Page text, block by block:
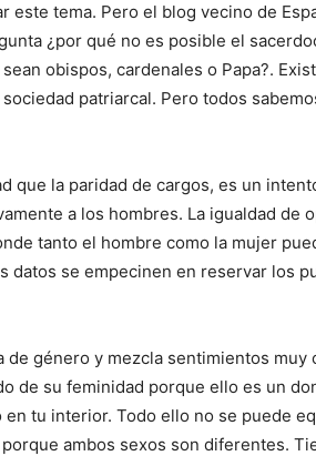
este tema. Pero el blog vecino de
¿por qué no es posible el
obispos, cardenales o Papa?.
patriarcal. Pero todos
que la paridad de cargos, es un
a los hombres. La igualdad de
tanto el hombre como la mujer
datos se empecinen en reservar los
de género y mezcla sentimientos muy
de su feminidad porque ello es un
tu interior. Todo ello no se puede
ambos sexos son diferentes.